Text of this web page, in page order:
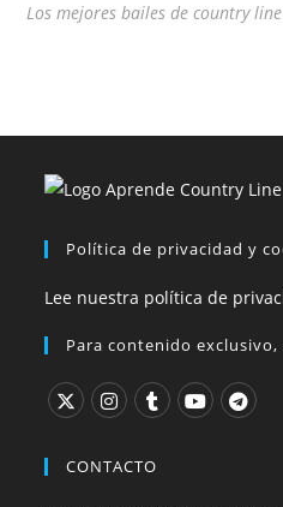
Los mejores bailes de country
Política de privacidad y
Lee nuestra política de
Para contenido exclusivo,
CONTACTO